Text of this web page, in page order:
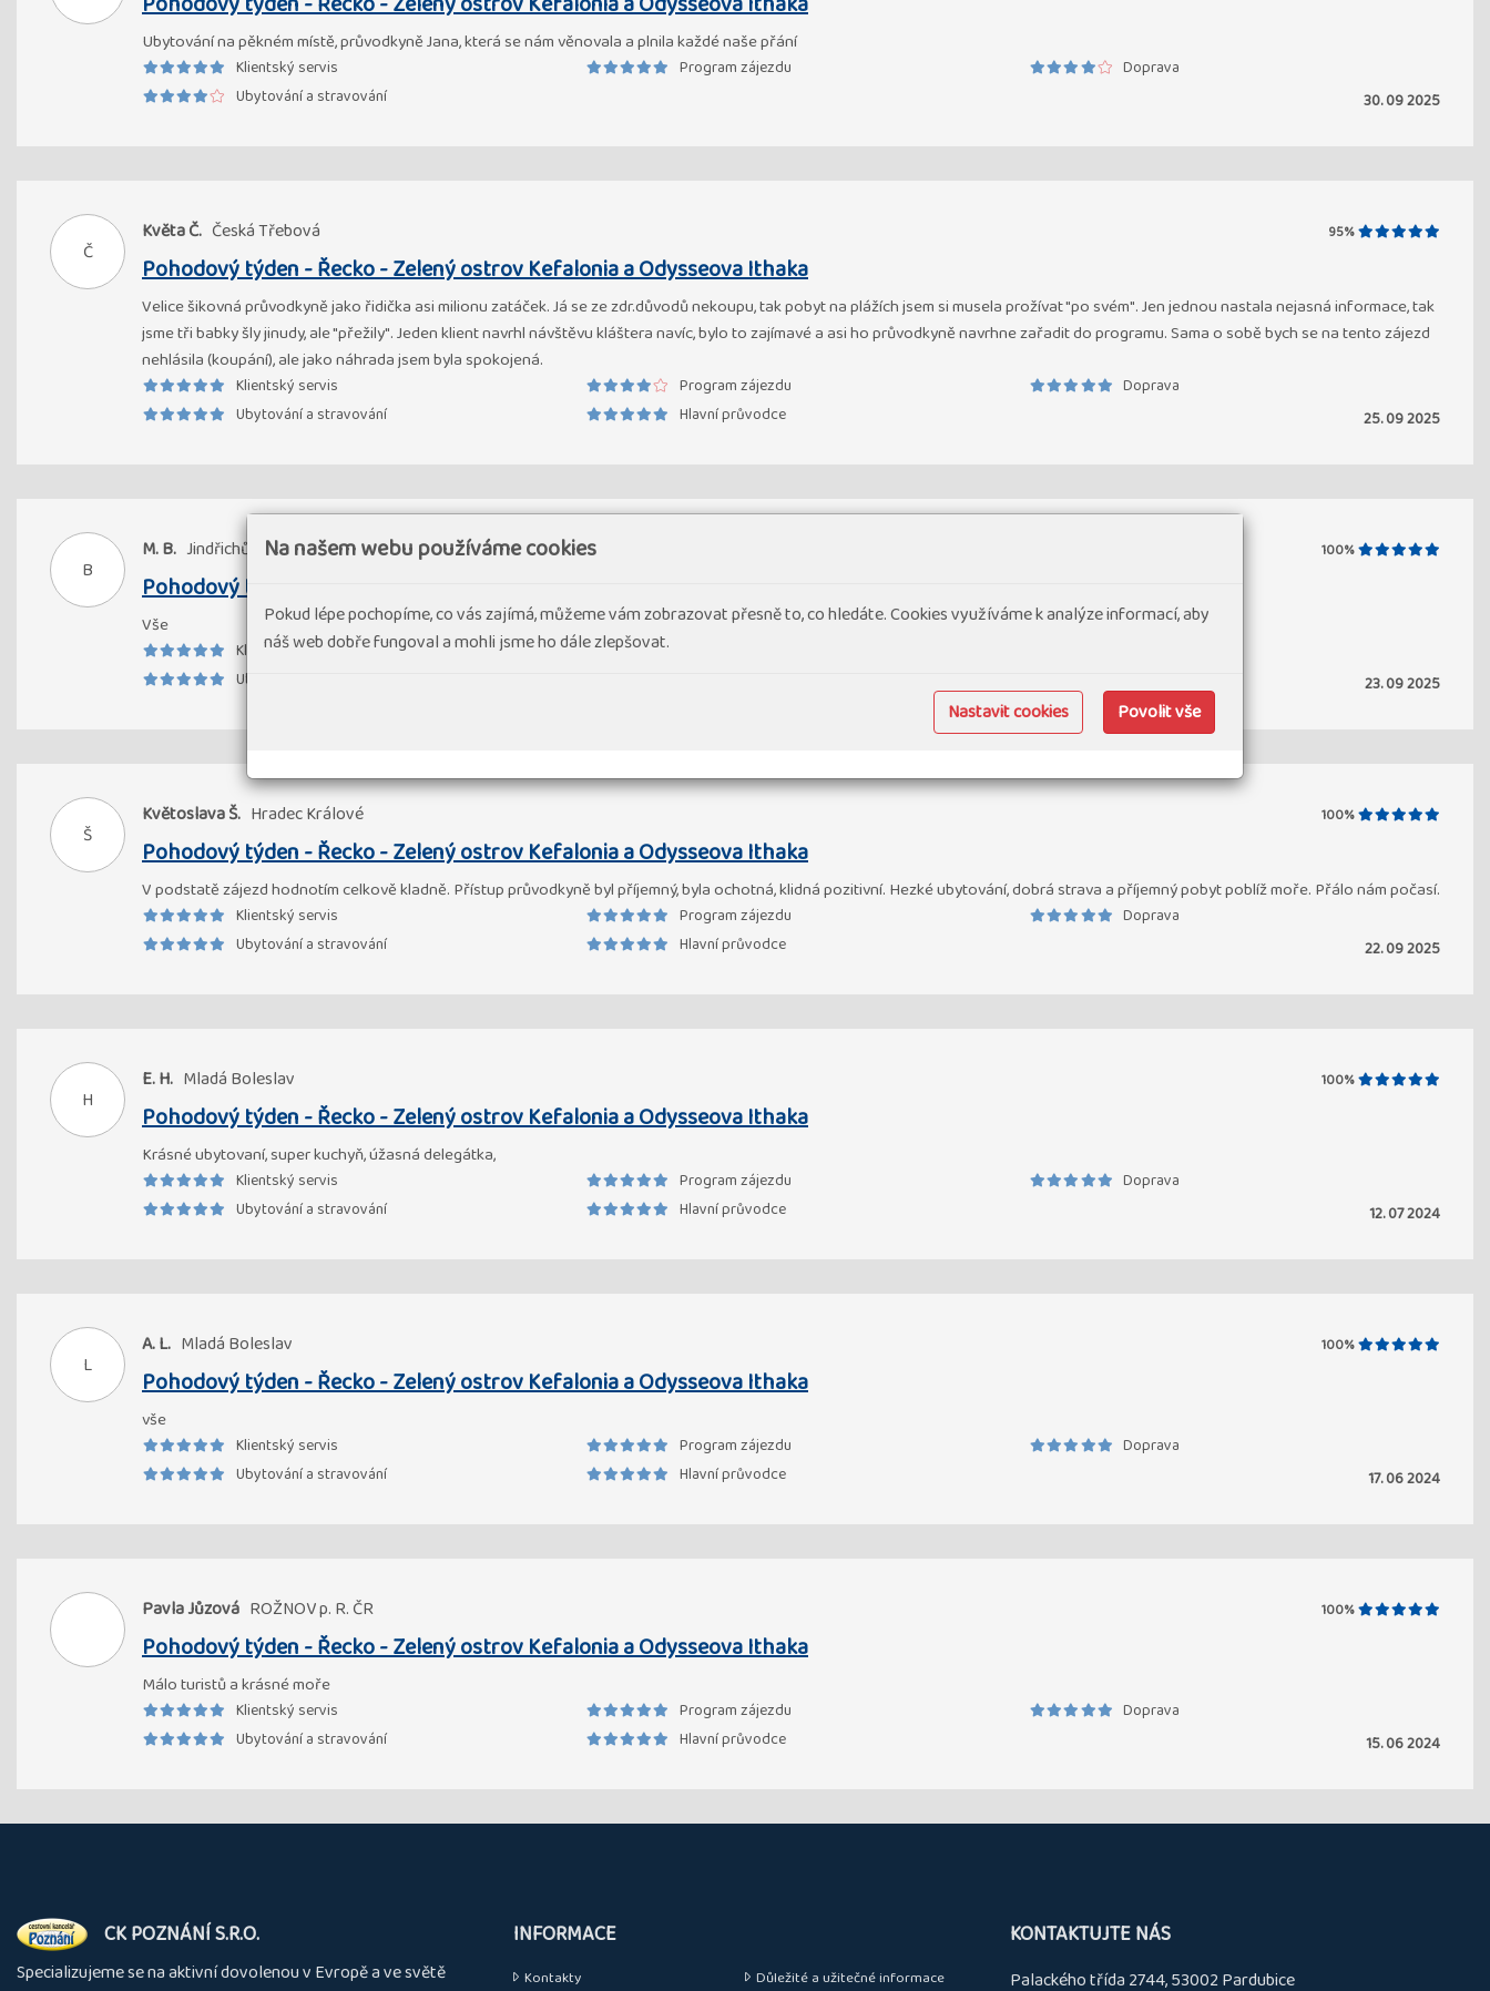
Ubytování na pěkném místě, průvodkyně Jana, která se nám věnovala a plnila každé naše přání
Klientský servis Program zájezdu
Doprava
Ubytování a stravování
30. 09 2025
Č
Květa Č. Česká Třebová 95%
Pohodový týden - Řecko - Zelený ostrov Kefalonia a Odysseova Ithaka
Velice šikovná průvodkyně jako řidička asi milionu zatáček. Já se ze zdr.důvodů nekoupu, tak pobyt na plážích jsem si musela prožívat "po svém". Jen jednou nastala nejasná informace, tak
jsme tři babky šly jinudy, ale "přežily". Jeden klient navrhl návštěvu kláštera navíc, bylo to zajímavé a asi ho průvodkyně navrhne zařadit do programu. Sama o sobě bych se na tento zájezd
nehlásila (koupání), ale jako náhrada jsem byla spokojená.
Klientský servis Program zájezdu
Doprava
Ubytování a stravování
Hlavní průvodce 25. 09 2025
B
M. B. Jindřichův Hradec II 100%
Pohodový týden - Řecko - Zelený ostrov Kefalonia a Odysseova Ithaka
Vše
Klientský servis
Ubytování a stravování
23. 09 2025
Š
Květoslava Š. Hradec Králové 100%
Pohodový týden - Řecko - Zelený ostrov Kefalonia a Odysseova Ithaka
V podstatě zájezd hodnotím celkově kladně. Přístup průvodkyně byl příjemný, byla ochotná, klidná pozitivní. Hezké ubytování, dobrá strava a příjemný pobyt poblíž moře. Přálo nám počasí.
Klientský servis Program zájezdu
Doprava
Ubytování a stravování
Hlavní průvodce 22. 09 2025
H
E. H. Mladá Boleslav 100%
Pohodový týden - Řecko - Zelený ostrov Kefalonia a Odysseova Ithaka
Krásné ubytovaní, super kuchyň, úžasná delegátka,
Klientský servis Program zájezdu
Doprava
Ubytování a stravování
Hlavní průvodce 12. 07 2024
L
A. L. Mladá Boleslav 100%
Pohodový týden - Řecko - Zelený ostrov Kefalonia a Odysseova Ithaka
vše
Klientský servis Program zájezdu
Doprava
Ubytování a stravování
Hlavní průvodce 17. 06 2024
Pavla Jůzová ROŽNOV p. R. ČR 100%
Pohodový týden - Řecko - Zelený ostrov Kefalonia a Odysseova Ithaka
Málo turistů a krásné moře
Klientský servis Program zájezdu
Doprava
Ubytování a stravování
Hlavní průvodce 15. 06 2024
O
nás
CK POZNÁNÍ S.R.O.
Specializujeme se na aktivní dovolenou v Evropě a ve světě
INFORMACE
Kontakty Důležité a užitečné informace
KONTAKTUJTE NÁS
Palackého třída 2744, 53002 Pardubice
Na našem webu používáme cookies
Pokud lépe pochopíme, co vás zajímá, můžeme vám zobrazovat přesně to, co hledáte. Cookies využíváme k analýze informací, aby
náš web dobře fungoval a mohli jsme ho dále zlepšovat.
Nastavit cookies Povolit vše